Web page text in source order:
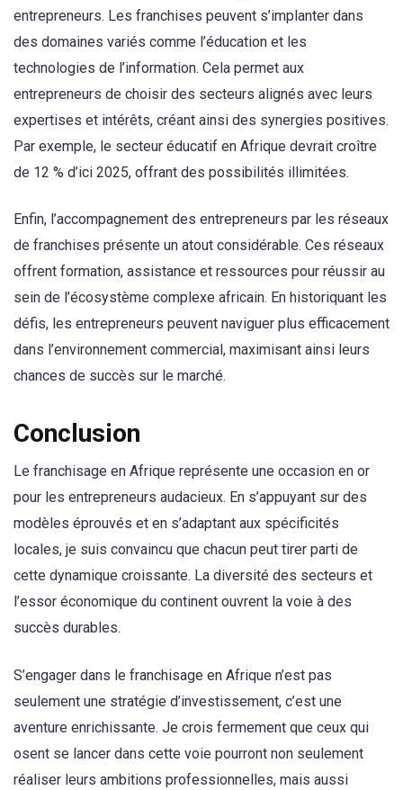
entrepreneurs. Les franchises peuvent s’implanter dans
des domaines variés comme l’éducation et les
technologies de l’information. Cela permet aux
entrepreneurs de choisir des secteurs alignés avec leurs
expertises et intérêts, créant ainsi des synergies positives.
Par exemple, le secteur éducatif en Afrique devrait croître
de 12 % d’ici 2025, offrant des possibilités illimitées.
Enfin, l’accompagnement des entrepreneurs par les réseaux
de franchises présente un atout considérable. Ces réseaux
offrent formation, assistance et ressources pour réussir au
sein de l’écosystème complexe africain. En historiquant les
défis, les entrepreneurs peuvent naviguer plus efficacement
dans l’environnement commercial, maximisant ainsi leurs
chances de succès sur le marché.
Conclusion
Le franchisage en Afrique représente une occasion en or
pour les entrepreneurs audacieux. En s’appuyant sur des
modèles éprouvés et en s’adaptant aux spécificités
locales, je suis convaincu que chacun peut tirer parti de
cette dynamique croissante. La diversité des secteurs et
l’essor économique du continent ouvrent la voie à des
succès durables.
S’engager dans le franchisage en Afrique n’est pas
seulement une stratégie d’investissement, c’est une
aventure enrichissante. Je crois fermement que ceux qui
osent se lancer dans cette voie pourront non seulement
réaliser leurs ambitions professionnelles, mais aussi